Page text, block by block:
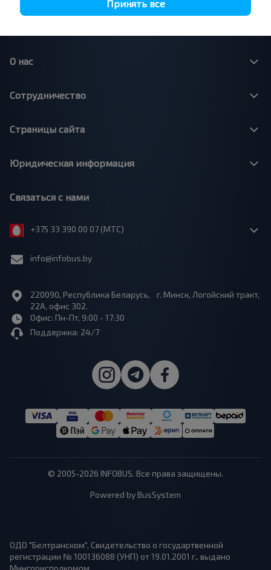
Минск - Москва
О нас
Сотрудничество
Страницы сайта
Юридическая информация
Связаться с нами
+375 33 390 00 07 (МТС)
info@infobus.by
220090, Республика Беларусь, г. Минск, Логойский тракт,
22А, офис 302.
Офис: Пн-Пт, 9:00 - 17:30
Поддержка: 24/7
© 2005-2026 INFOBUS. Все права защищены.
Powered by BusSystem
ОДО "Белтранском", Свидетельство о государтвенной
регистрации № 100136088 (УНП) от 19.01.2001 г., выдано
Принять все